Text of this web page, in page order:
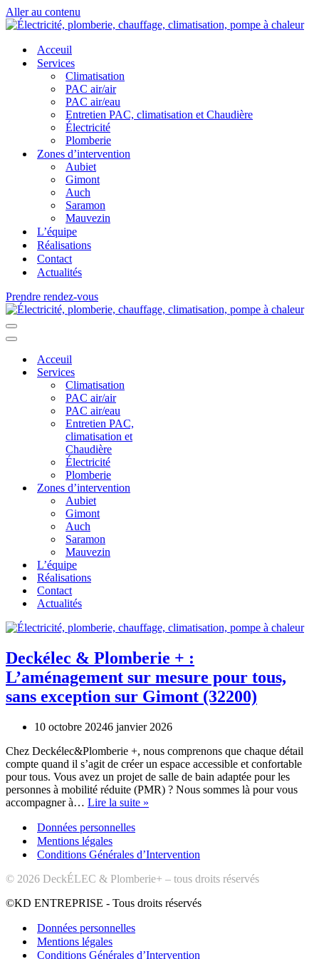
Aller au contenu
Acceuil
Services
Climatisation
PAC air/air
PAC air/eau
Entretien PAC, climatisation et Chaudière
Électricité
Plomberie
Zones d’intervention
Aubiet
Gimont
Auch
Saramon
Mauvezin
L’équipe
Réalisations
Contact
Actualités
Prendre rendez-vous
Menu
de
Menu
navigationAcceuil
Services
Climatisation
PAC air/air
PAC air/eau
Entretien PAC,
climatisation et
Chaudière
Électricité
Plomberie
Zones d’intervention
Aubiet
Gimont
Auch
Saramon
Mauvezin
L’équipe
Réalisations
Contact
Actualités
Deckélec & Plomberie + :
L’aménagement sur mesure pour tous,
sans exception sur Gimont (32200)
10 octobre 20246 janvier 2026
Chez Deckélec&Plomberie +, nous comprenons que chaque détail
compte quand il s’agit de créer un espace accessible et confortable
pour tous. Vous avez un projet de salle de bain adaptée pour les
personnes à mobilité réduite (PMR) ? Nous sommes là pour vous
accompagner à… Lire la suite »
:
sur
pour
sur
Données personnelles
Mentions légales
Conditions Générales d’Intervention
© 2026 DeckÉLEC & Plomberie+ – tous droits réservés
©KD ENTREPRISE - Tous droits réservés
Données personnelles
Mentions légales
Conditions Générales d’Intervention